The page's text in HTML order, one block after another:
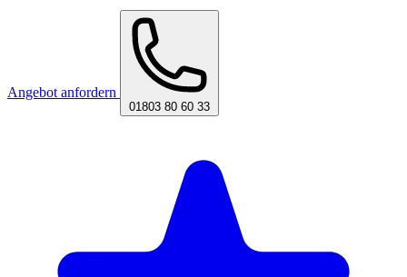
Angebot anfordern
01803 80 60 33